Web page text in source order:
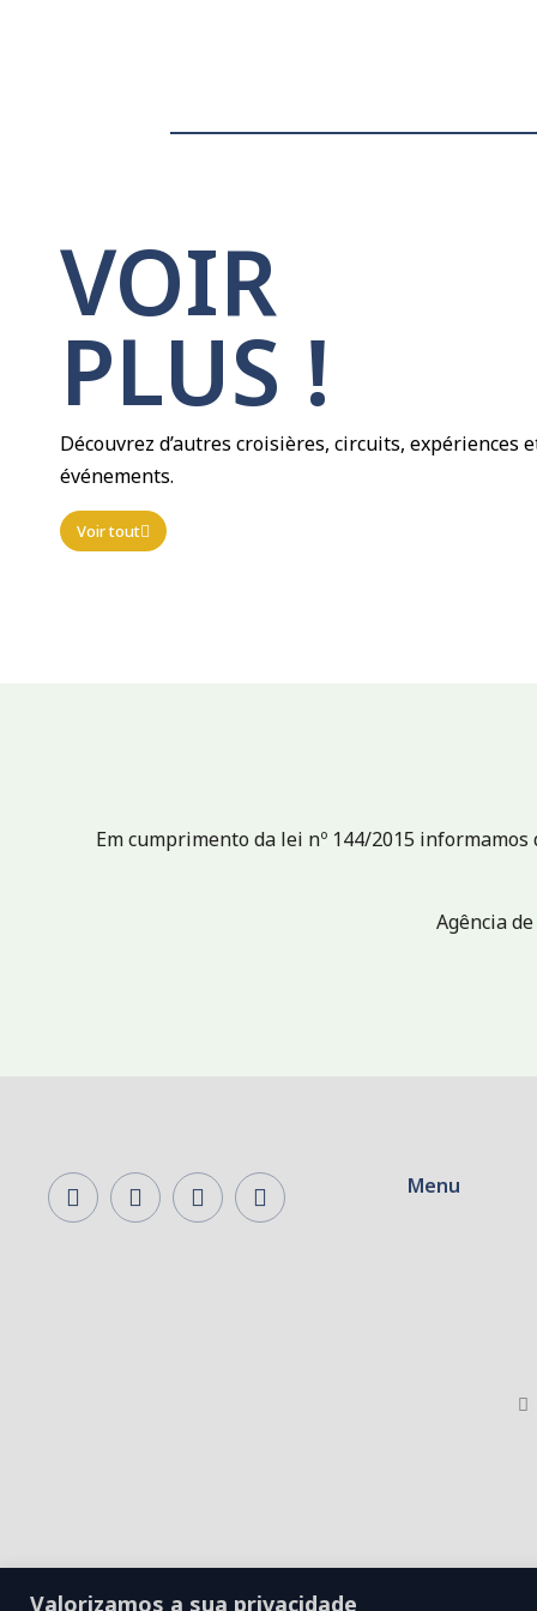
Valorizamos a sua privacidade
VOIR
PLUS !​
Découvrez d’autres croisières, circuits, expériences
événements.
Voir tout
Em cumprimento da lei nº 144/2015
Agência
Menu